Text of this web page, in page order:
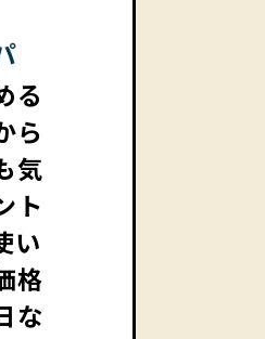
る
ら
気
ト
い
格
な